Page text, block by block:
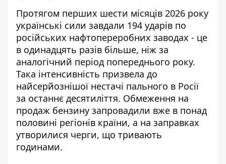
Протягом перших шести місяців 2026 року
українські сили завдали 194 ударів по
російських нафтопереробних заводах - це
в одинадцять разів більше, ніж за
аналогічний період попереднього року.
Така інтенсивність призвела до
найсерйознішої нестачі пального в Росії
за останнє десятиліття. Обмеження на
продаж бензину запровадили вже в понад
половині регіонів країни, а на заправках
утворилися черги, що тривають
годинами.